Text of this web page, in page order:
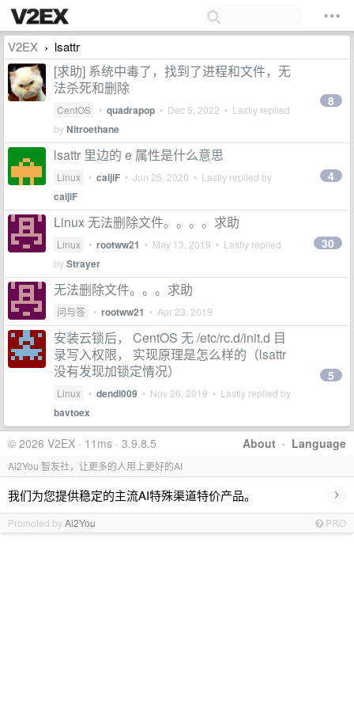
V2EX › lsattr
[求助] 系统中毒了，找到了进程和文件，无
法杀死和删除
CentOS • quadrapop • Dec 5, 2022 • Lastly replied
byNitroethane
8
lsattr 里边的 e 属性是什么意思
Linux • caijiF • Jun 25, 2020 • Lastly replied by
caijiF
4
Linux 无法删除文件。。。。求助
Linux • rootww21 • May 13, 2019 • Lastly replied
byStrayer
30
无法删除文件。。。求助
问与答 • rootww21 • Apr 23, 2019
安装云锁后， CentOS 无 /etc/rc.d/init.d 目
录写入权限， 实现原理是怎么样的（lsattr
没有发现加锁定情况）
Linux • dendi009 • Nov 26, 2019 • Lastly replied by
bavtoex
5
About · Language
© 2026 V2EX · 11ms · 3.9.8.5
Ai2You 智友社，让更多的人用上更好的AI
我们为您提供稳定的主流AI特殊渠道特价产品。 ›
Promoted byAi2You PRO